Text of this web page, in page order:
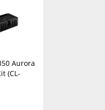
Aurora
(CL-